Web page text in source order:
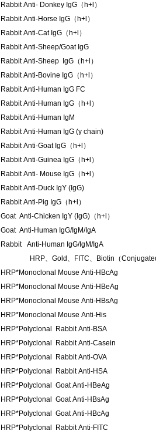
Rabbit Anti- Donkey IgG（h+l）
Rabbit Anti-Horse IgG（h+l）
Rabbit Anti-Cat IgG（h+l）
Rabbit Anti-Sheep/Goat IgG
Rabbit Anti-Sheep IgG（h+l）
Rabbit Anti-Bovine IgG（h+l）
Rabbit Anti-Human IgG FC
Rabbit Anti-Human IgG（h+l）
Rabbit Anti-Human IgM
Rabbit Anti-Human IgG (γ chain)
Rabbit Anti-Goat IgG（h+l）
Rabbit Anti-Guinea IgG（h+l）
Rabbit Anti- Mouse IgG（h+l）
Rabbit Anti-Duck IgY (IgG)
Rabbit Anti-Pig IgG（h+l）
Goat Anti-Chicken IgY (IgG)（h+l）
Goat Anti-Human IgG/IgM/IgA
Rabbit Anti-Human IgG/IgM/IgA
HRP、Gold、FITC、Biotin（
HRP*Monoclonal Mouse Anti-HBcAg
HRP*Monoclonal Mouse Anti-HBeAg
HRP*Monoclonal Mouse Anti-HBsAg
HRP*Monoclonal Mouse Anti-His
HRP*Polyclonal Rabbit Anti-BSA
HRP*Polyclonal Rabbit Anti-Casein
HRP*Polyclonal Rabbit Anti-OVA
HRP*Polyclonal Rabbit Anti-HSA
HRP*Polyclonal Goat Anti-HBeAg
HRP*Polyclonal Goat Anti-HBsAg
HRP*Polyclonal Goat Anti-HBcAg
HRP*Polyclonal Rabbit Anti-FITC